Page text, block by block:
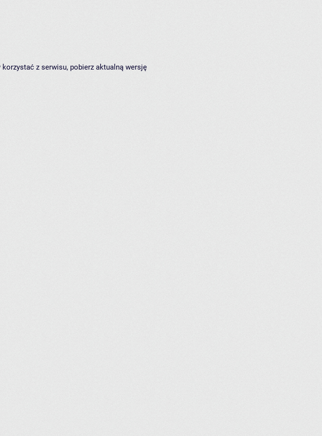
z serwisu, pobierz aktualną wersję